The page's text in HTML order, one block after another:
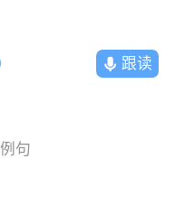
跟读
例句